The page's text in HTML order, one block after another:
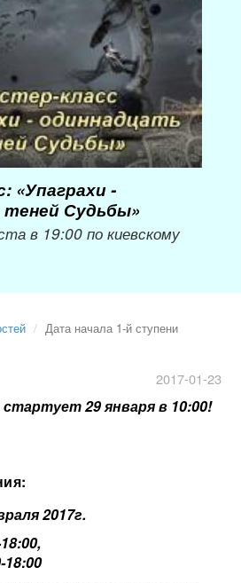
«Упаграхи -
Судьбы»
в 19:00 по киевскому
Дата начала 1-й ступени
2017-01-23
29 января в 10:00!
2017г.
18:00